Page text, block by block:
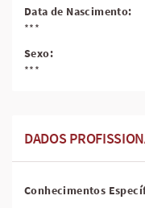
Data de Nascimento:
***
Sexo:
***
DADOS
Conhecimentos